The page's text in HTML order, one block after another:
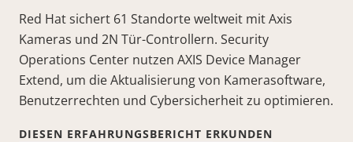
Red Hat sichert 61 Standorte weltweit mit Axis
Kameras und 2N Tür-Controllern. Security
Operations Center nutzen AXIS Device Manager
Extend, um die Aktualisierung von Kamerasoftware,
Benutzerrechten und Cybersicherheit zu optimieren.
DIESEN ERFAHRUNGSBERICHT ERKUNDEN